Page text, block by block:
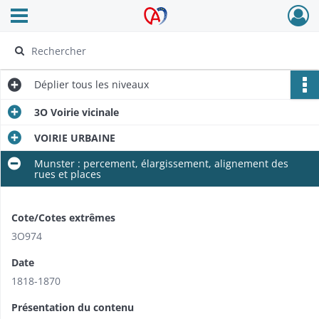
Archives Alsace - Colmar
Ouvrir le menu déroulant
Déplier tous les niveaux
3O Voirie vicinale
VOIRIE URBAINE
Munster : percement, élargissement, alignement des
rues et places
Cote/Cotes extrêmes
3O974
Date
1818-1870
Présentation du contenu